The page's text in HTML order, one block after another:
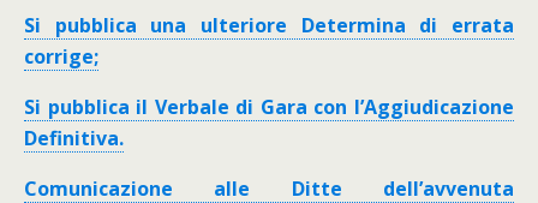
Si pubblica una ulteriore Determina di errata
corrige;
Si pubblica il Verbale di Gara con l’Aggiudicazione
Definitiva.
Comunicazione alle Ditte dell’avvenuta